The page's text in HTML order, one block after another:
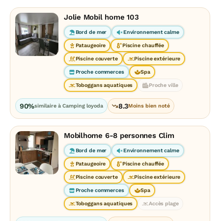
Jolie Mobil home 103
Bord de mer Environnement calme
Pataugeoire Piscine chauffée
Piscine couverte Piscine extérieure
Proche commerces Spa
Toboggans aquatiques Proche ville
90%similaire à Camping loyoda 8.3Moins bien noté
Mobilhome 6-8 personnes Clim
Bord de mer Environnement calme
Pataugeoire Piscine chauffée
Piscine couverte Piscine extérieure
Proche commerces Spa
Toboggans aquatiques Accès plage